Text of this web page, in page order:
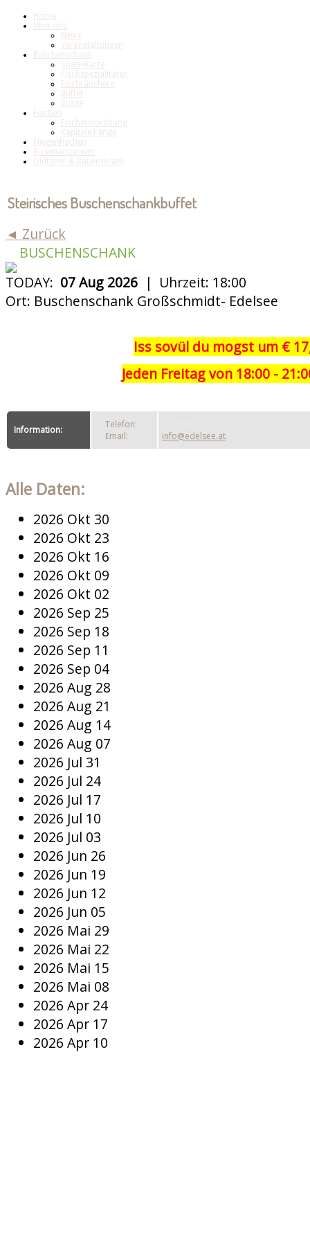
Home
Über uns
News
Veranstaltungen
Buschenschank
Speisekarte
Fischspezialitäten
Fischräuchern
Buffet
Busse
Fischen
Fischereiordnung
Kapitale Fänge
Fliegenfischen
Riesenaquarium
Oldtimer & Bauernkram
Steirisches Buschenschankbuffet
◄ Zurück
BUSCHENSCHANK
TODAY: 07 Aug 2026 | Uhrzeit: 18:00
Ort: Buschenschank Großschmidt- Edelsee
Iss sovül du mogst um €
Jeden Freitag von 18:00 -
Information:
Telefon:
Email:
info@edelsee.at
Alle Daten:
2026 Okt 30
2026 Okt 23
2026 Okt 16
2026 Okt 09
2026 Okt 02
2026 Sep 25
2026 Sep 18
2026 Sep 11
2026 Sep 04
2026 Aug 28
2026 Aug 21
2026 Aug 14
2026 Aug 07
2026 Jul 31
2026 Jul 24
2026 Jul 17
2026 Jul 10
2026 Jul 03
2026 Jun 26
2026 Jun 19
2026 Jun 12
2026 Jun 05
2026 Mai 29
2026 Mai 22
2026 Mai 15
2026 Mai 08
2026 Apr 24
2026 Apr 17
2026 Apr 10